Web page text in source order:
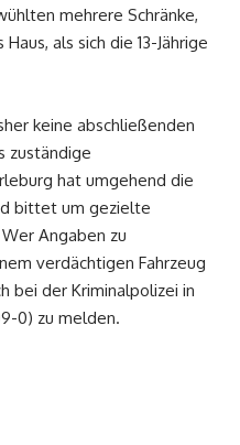
mehrere Schränke,
als sich die 13-Jährige
keine abschließenden
zuständige
hat umgehend die
bittet um gezielte
Angaben zu
verdächtigen Fahrzeug
bei der Kriminalpolizei in
0) zu melden.